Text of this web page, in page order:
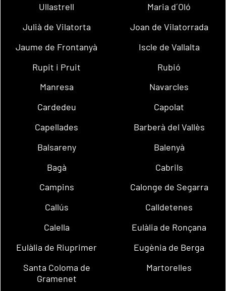
Ullastrell
Maria d´Oló
Julià de Vilatorta
Joan de Vilatorrada
Jaume de Frontanyà
Iscle de Vallalta
Rupit i Pruit
Rubió
Manresa
Navarcles
Cardedeu
Capolat
Capellades
Barberà del Vallès
Balsareny
Balenyà
Bagà
Cabrils
Campins
Calonge de Segarra
Callús
Calldetenes
Calella
Eulàlia de Ronçana
Eulàlia de Riuprimer
Eugènia de Berga
Santa Coloma de
Gramenet
Martorelles